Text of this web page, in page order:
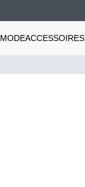
MODEACCESSOIRES